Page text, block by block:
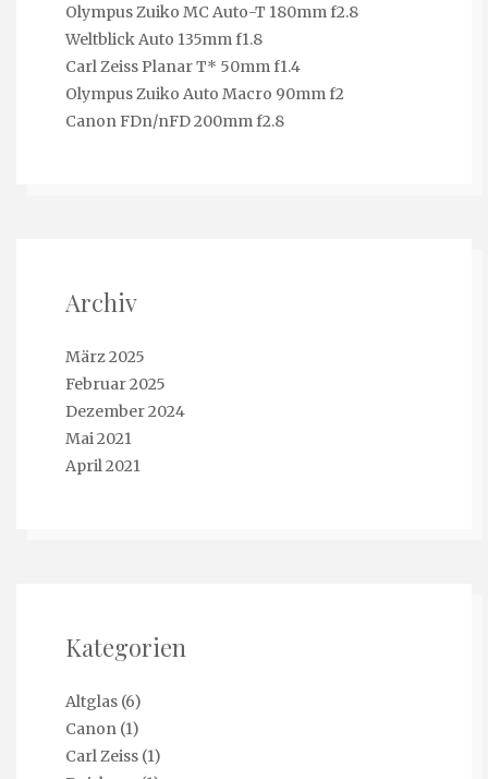
Olympus Zuiko MC Auto-T 180mm f2.8
Weltblick Auto 135mm f1.8
Carl Zeiss Planar T* 50mm f1.4
Olympus Zuiko Auto Macro 90mm f2
Canon FDn/nFD 200mm f2.8
Archiv
März 2025
Februar 2025
Dezember 2024
Mai 2021
April 2021
Kategorien
Altglas (6)
Canon (1)
Carl Zeiss (1)